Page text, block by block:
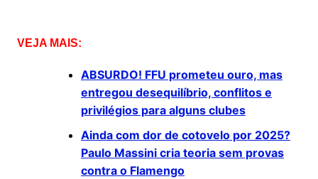
VEJA MAIS:
ABSURDO! FFU prometeu ouro, mas
entregou desequilíbrio, conflitos e
privilégios para alguns clubes
Ainda com dor de cotovelo por 2025?
Paulo Massini cria teoria sem provas
contra o Flamengo